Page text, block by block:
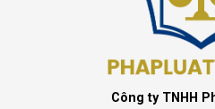
Công ty TNHH